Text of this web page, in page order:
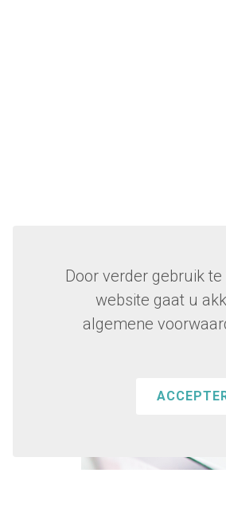
Door verder gebruik
website gaat u
algemene